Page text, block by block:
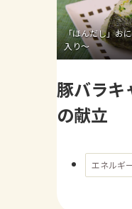
「ほんだし」お
入り～
豚バラキ
の献立
エネルギ